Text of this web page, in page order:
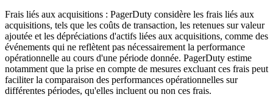
Frais liés aux acquisitions : PagerDuty considère les frais liés aux
acquisitions, tels que les coûts de transaction, les retenues sur valeur
ajoutée et les dépréciations d'actifs liées aux acquisitions, comme des
événements qui ne reflètent pas nécessairement la performance
opérationnelle au cours d'une période donnée. PagerDuty estime
notamment que la prise en compte de mesures excluant ces frais peut
faciliter la comparaison des performances opérationnelles sur
différentes périodes, qu'elles incluent ou non ces frais.